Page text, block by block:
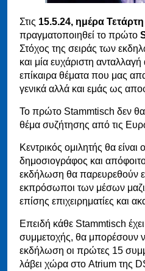
Στις 15.5.24, ημέρα Τετάρτη
πραγματοποιηθεί το πρώτο
Στόχος της σειράς των
και μία ευχάριστη
επίκαιρα θέματα που μας
γενικά αλλά και εμάς ως
Το πρώτο Stammtisch δεν
θέμα συζήτησης από τις
Κεντρικός ομιλητής θα είναι ο
δημοσιογράφος και
εκδήλωση θα παρευρεθούν
εκπρόσωποι των μέσων
επίσης επιχειρηματίες και
Επειδή κάθε Stammtisch
συμμετοχής, θα μπορέσουν
εκδήλωση οι πρώτες 15
λάβει χώρα στο Atrium της